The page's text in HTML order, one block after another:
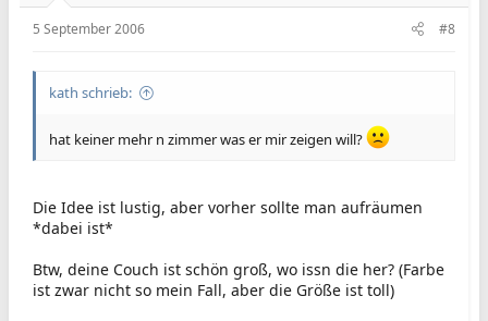
5 September 2006 #8
kath schrieb:
hat keiner mehr n zimmer was er mir zeigen will?
Die Idee ist lustig, aber vorher sollte man aufräumen
*dabei ist*
Btw, deine Couch ist schön groß, wo issn die her? (Farbe
ist zwar nicht so mein Fall, aber die Größe ist toll)